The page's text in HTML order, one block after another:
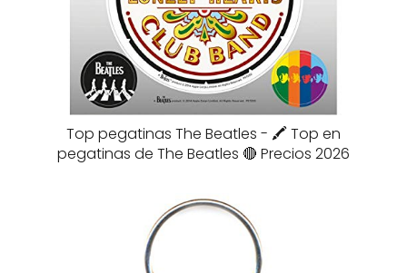
Top pegatinas The Beatles - 🖍️ Top en
pegatinas de The Beatles 🔴 Precios 2026